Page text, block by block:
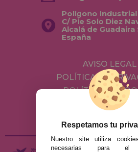
Polígono Industrial
C/ Pie Solo Diez
Alcalá de Guadaira
España
AVISO LEGAL
POLÍTICA DE
POLÍTICA DE
ENVÍOS Y
Respetamos tu
Nuestro site utiliza
necesarias para el